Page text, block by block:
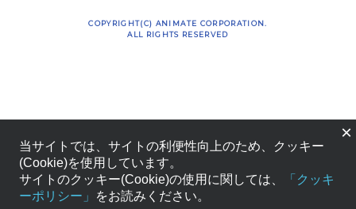
COPYRIGHT(C) ANIMATE CORPORATION.
ALL RIGHTS RESERVED
×
当サイトでは、サイトの利便性向上のため、クッキー
(Cookie)を使用しています。
サイトのクッキー(Cookie)の使用に関しては、
「クッキ
ーポリシー」
をお読みください。